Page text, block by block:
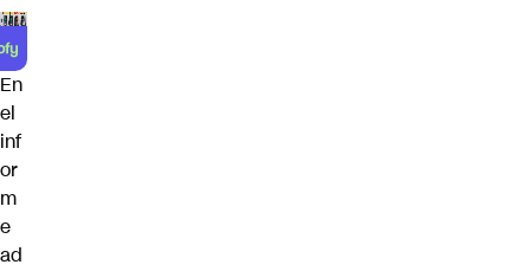
En
el
inf
or
m
e
ad